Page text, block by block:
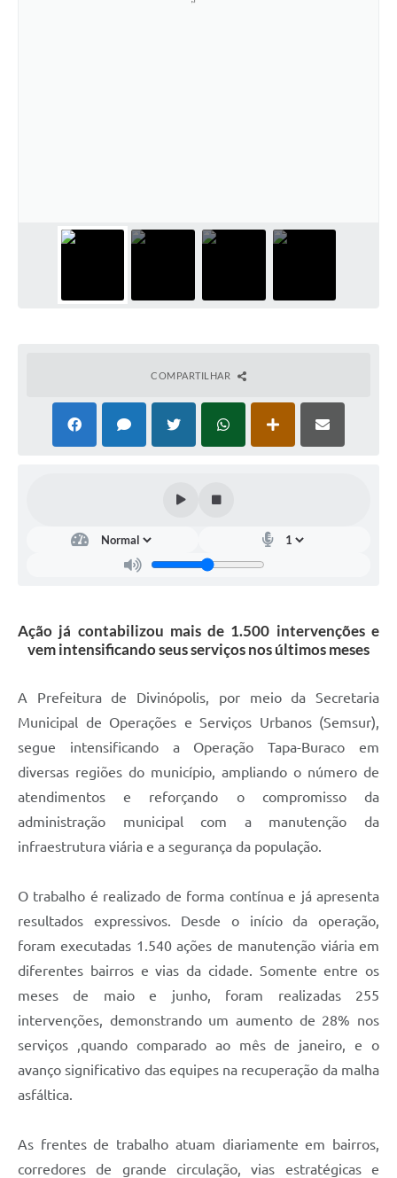
COMPARTILHAR
Ação já contabilizou mais de 1.500 intervenções e
vem intensificando seus serviços nos últimos meses
A Prefeitura de Divinópolis, por meio da Secretaria
Municipal de Operações e Serviços Urbanos (Semsur),
segue intensificando a Operação Tapa-Buraco em
diversas regiões do município, ampliando o número de
atendimentos e reforçando o compromisso da
administração municipal com a manutenção da
infraestrutura viária e a segurança da população.
O trabalho é realizado de forma contínua e já apresenta
resultados expressivos. Desde o início da operação,
foram executadas 1.540 ações de manutenção viária em
diferentes bairros e vias da cidade. Somente entre os
meses de maio e junho, foram realizadas 255
intervenções, demonstrando um aumento de 28% nos
serviços ,quando comparado ao mês de janeiro, e o
avanço significativo das equipes na recuperação da malha
asfáltica.
As frentes de trabalho atuam diariamente em bairros,
corredores de grande circulação, vias estratégicas e